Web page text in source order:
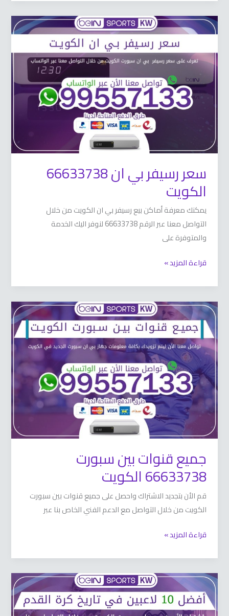
سعر رسيفر بي ان 66633738
الكويت
يمكنك معرفة أماكن بيع رسيفر بي ان الكويت من خلال
التواصل معنا عبر الرقم 66633738 لنوفر اليك الخدمة
والمتوفرة على
سعر
رسيفر
بي
ان
66633738
الكويت
قراءة المزيد »
جميع قنوات بين سبورت
66633738 الكويت
قم الأن بتجديد الاشتراك واحصل على جميع قنوات بين سبورت
الكويت من خلال التواصل مع الدعم الفني الخاص بنا عبر
جميع
قنوات
بين
سبورت
66633738
الكويت
قراءة المزيد »
أفضل
10
لاعبين